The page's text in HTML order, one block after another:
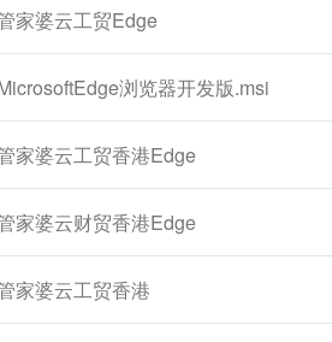
家婆云工贸Edge
浏览器开发版.msi
家婆云工贸香港Edge
家婆云财贸香港Edge
家婆云工贸香港